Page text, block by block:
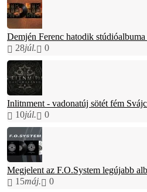
Demjén Ferenc hatodik
28júl. 0
Inlitnment - vadonatúj sötét fém
10júl. 0
Megjelent az F.O.System legújabb
15máj. 0